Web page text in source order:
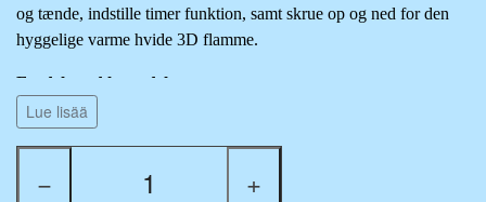
og tænde, indstille timer funktion, samt skrue op og ned for den
hyggelige varme hvide 3D flamme.
Fordele ved lavendel aroma
Afslapning og stressreduktion:
beroligende virkning, som kan hjælpe med at lindre angst og
stress. Duften interagerer med nervesystemet for at skabe en
Lue lisää
− +